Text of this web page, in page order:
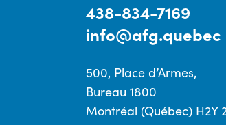
438-834-7169
info@afg.quebec
500, Place d’Armes,
Bureau 1800
Montréal (Québec) H2Y